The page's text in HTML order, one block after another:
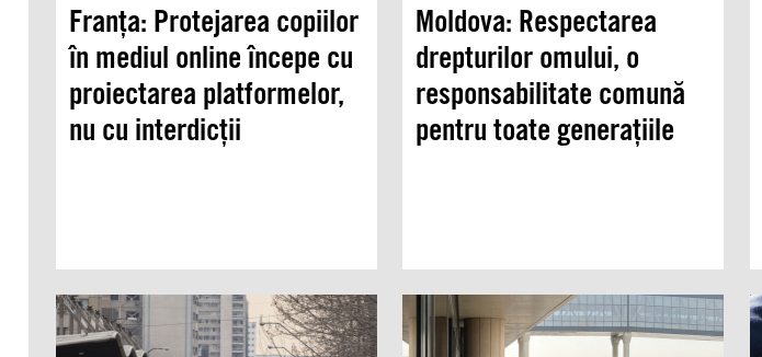
Franța: Protejarea copiilor
în mediul online începe cu
proiectarea platformelor,
nu cu interdicții
Moldova: Respectarea
drepturilor omului, o
responsabilitate comună
pentru toate generațiile